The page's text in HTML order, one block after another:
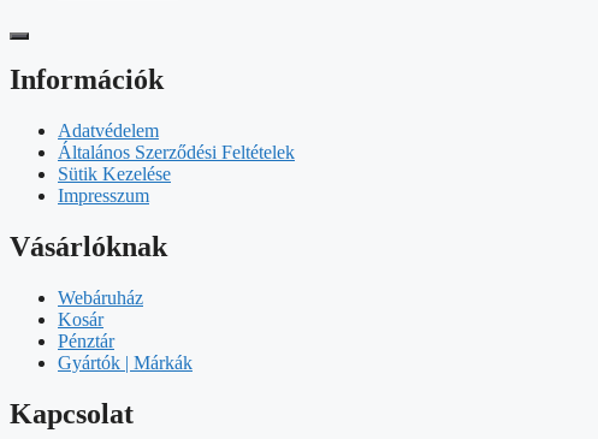
Információk
Adatvédelem
Általános Szerződési Feltételek
Sütik Kezelése
Impresszum
Vásárlóknak
Webáruház
Kosár
Pénztár
Gyártók | Márkák
Kapcsolat